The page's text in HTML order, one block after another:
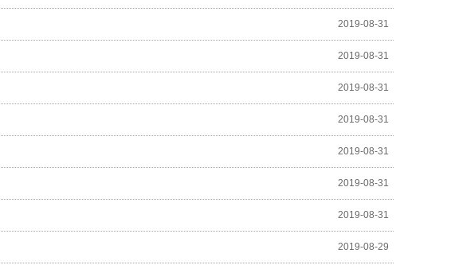
2019-08-31
2019-08-31
2019-08-31
2019-08-31
2019-08-31
2019-08-31
2019-08-31
2019-08-29